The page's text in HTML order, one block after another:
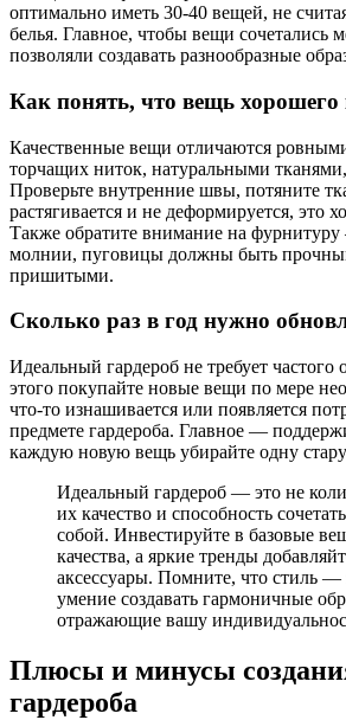
оптимально иметь 30-40 вещей, не
белья. Главное, чтобы вещи сочетались
позволяли создавать разнообразные
Как понять, что вещь хорошего
Качественные вещи отличаются
торчащих ниток, натуральными
Проверьте внутренние швы, потяните
растягивается и не деформируется, это
Также обратите внимание на
молнии, пуговицы должны быть
пришитыми.
Сколько раз в год нужно
Идеальный гардероб не требует частого
этого покупайте новые вещи по мере
что-то изнашивается или появляется
предмете гардероба. Главное —
каждую новую вещь убирайте одну
Идеальный гардероб — это не
их качество и способность
собой. Инвестируйте в базовые
качества, а яркие тренды
аксессуары. Помните, что стиль —
умение создавать гармоничные
отражающие вашу
Плюсы и минусы
гардероба